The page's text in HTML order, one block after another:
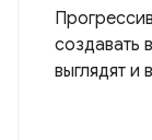
создавать
выглядят и